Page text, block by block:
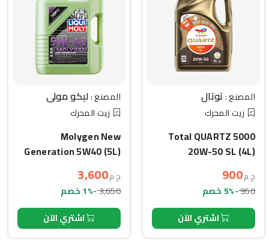
المصنع :توتال
زيت المحرك
Total QUARTZ 5000
20W-50 SL (4L)
ج.م900
950-5% خصم
اشتري الآن
المصنع :ليكو مولي
زيت المحرك
Molygen New
Generation 5W40 (5L)
ج.م3,600
3,650-1% خصم
اشتري الآن